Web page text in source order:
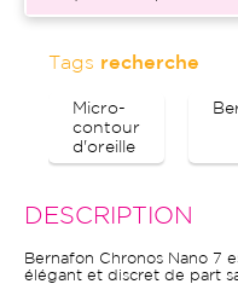
Tags recherche
Micro-
contour
d'oreille
DESCRIPTION
Bernafon Chronos Nano 7
élégant et discret de part